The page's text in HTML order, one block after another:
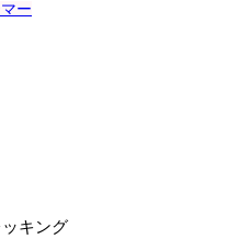
ー
キング